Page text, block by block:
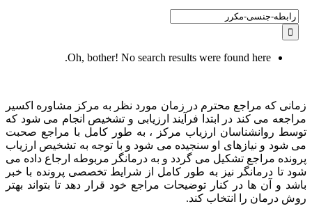
Search
for:
Oh, bother! No search results were found here.
زمانی که مراجع محترم در زمان مورد نظر به مرکز مشاوره اکسیر
مراجعه می کند در ابتدا فرآیند ارزیابی و تشخیص انجام می شود که
توسط روانشناسان ارزیاب مرکز ، به طور کامل با مراجع صحبت
می شود و نیازهای او سنجیده می شود و با توجه به تشخیص ارزیاب
پرونده مراجع تشکیل می گردد و به درمانگر مربوطه ارجاع داده می
شود تا درمانگر نیز به طور کامل از شرایط تخصصی پرونده با خبر
باشد و آن ها در کنار توضیحات مراجع خود قرار دهد تا بتواند بهتر
روش درمان را انتخاب کند.